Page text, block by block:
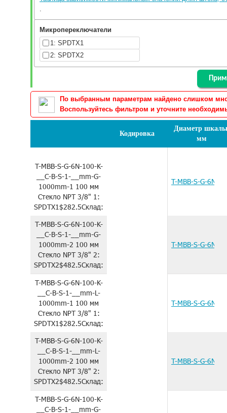
.
Микропереключатели
1: SPDTX1
2: SPDTX2
По выбранным параметрам найдено слишком
Воспользуйтесь фильтром и уточните
Кодировка
Диаметр
мм
T-MBB-S-G-6N-100-K-
__C-B-S-1-__mm-G-
1000mm-1 100 мм
СтеклоNPT 3/8" 1:
SPDTX1$282.5Склад:
T-MBB-S-G-6N-
T-MBB-S-G-6N-100-K-
__C-B-S-1-__mm-G-
1000mm-2 100 мм
СтеклоNPT 3/8" 2:
SPDTX2$482.5Склад:
T-MBB-S-G-6N-
T-MBB-S-G-6N-100-K-
__C-B-S-1-__mm-L-
1000mm-1 100 мм
СтеклоNPT 3/8" 1:
SPDTX1$282.5Склад:
T-MBB-S-G-6N-
T-MBB-S-G-6N-100-K-
__C-B-S-1-__mm-L-
1000mm-2 100 мм
СтеклоNPT 3/8" 2:
SPDTX2$482.5Склад:
T-MBB-S-G-6N-
T-MBB-S-G-6N-100-K-
__C-B-S-1-__mm-G-